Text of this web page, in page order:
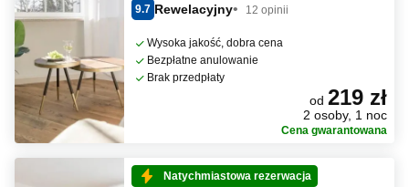
9.7 Rewelacyjny 12 opinii
Wysoka jakość, dobra cena
Bezpłatne anulowanie
Brak przedpłaty
od 219 zł
2 osoby, 1 noc
Cena gwarantowana
Natychmiastowa rezerwacja